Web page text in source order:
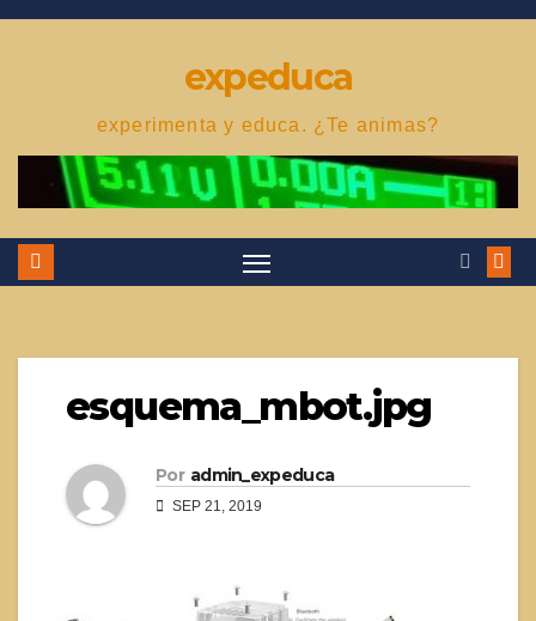
Saltar
expeduca
experimenta y educa. ¿Te animas?
esquema_mbot.jpg
Por admin_expeduca
SEP 21, 2019